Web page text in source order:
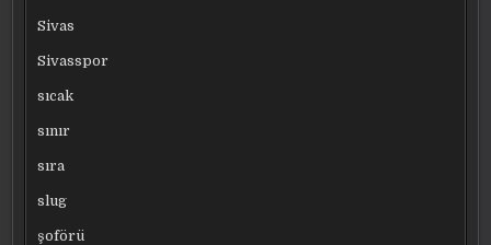
Sivas
Sivasspor
sıcak
sınır
sıra
slug
şoförü